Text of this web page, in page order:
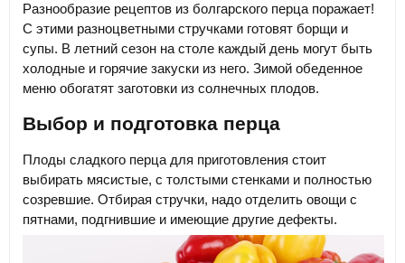
Разнообразие рецептов из болгарского перца поражает!
С этими разноцветными стручками готовят борщи и
супы. В летний сезон на столе каждый день могут быть
холодные и горячие закуски из него. Зимой обеденное
меню обогатят заготовки из солнечных плодов.
Выбор и подготовка перца
Плоды сладкого перца для приготовления стоит
выбирать мясистые, с толстыми стенками и полностью
созревшие. Отбирая стручки, надо отделить овощи с
пятнами, подгнившие и имеющие другие дефекты.